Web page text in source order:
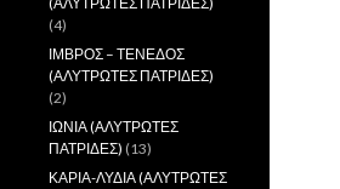
(4)
ΙΜΒΡΟΣ – ΤΕΝΕΔΟΣ
(ΑΛΥΤΡΩΤΕΣ ΠΑΤΡΙΔΕΣ)
(2)
ΙΩΝΙΑ (ΑΛΥΤΡΩΤΕΣ
ΠΑΤΡΙΔΕΣ) (13)
ΚΑΡΙΑ-ΛΥΔΙΑ (ΑΛΥΤΡΩΤΕΣ